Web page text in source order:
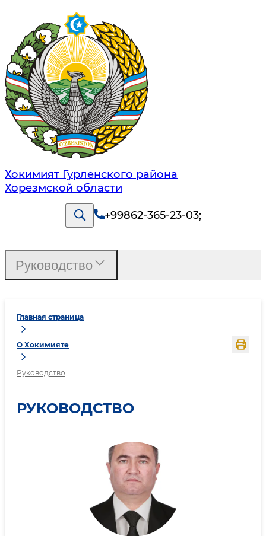
Хокимият Гурленского района
Хорезмской области
+99862-365-23-03;
Главная страница
О Хокимияте
Руководство
РУКОВОДСТВО
Руководство